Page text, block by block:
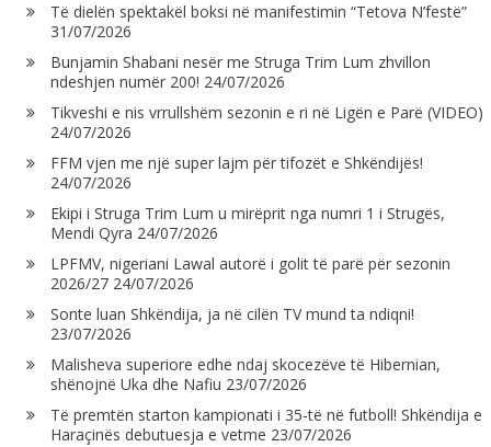
Të dielën spektakël boksi në manifestimin “Tetova N’festë”
31/07/2026
Bunjamin Shabani nesër me Struga Trim Lum zhvillon
ndeshjen numër 200! 24/07/2026
Tikveshi e nis vrrullshëm sezonin e ri në Ligën e Parë (VIDEO)
24/07/2026
FFM vjen me një super lajm për tifozët e Shkëndijës!
24/07/2026
Ekipi i Struga Trim Lum u mirëprit nga numri 1 i Strugës,
Mendi Qyra 24/07/2026
LPFMV, nigeriani Lawal autorë i golit të parë për sezonin
2026/27 24/07/2026
Sonte luan Shkëndija, ja në cilën TV mund ta ndiqni!
23/07/2026
Malisheva superiore edhe ndaj skocezëve të Hibernian,
shënojnë Uka dhe Nafiu 23/07/2026
Të premtën starton kampionati i 35-të në futboll! Shkëndija e
Haraçinës debutuesja e vetme 23/07/2026